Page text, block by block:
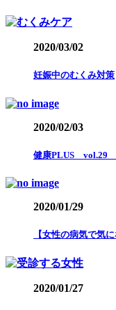
2020/03/02
妊娠中のむくみ対策
2020/02/03
健康PLUS vol.29
2020/01/29
【女性の病気で気
2020/01/27